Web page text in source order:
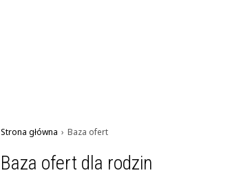
Strona główna › Baza ofert
Baza ofert dla rodzin